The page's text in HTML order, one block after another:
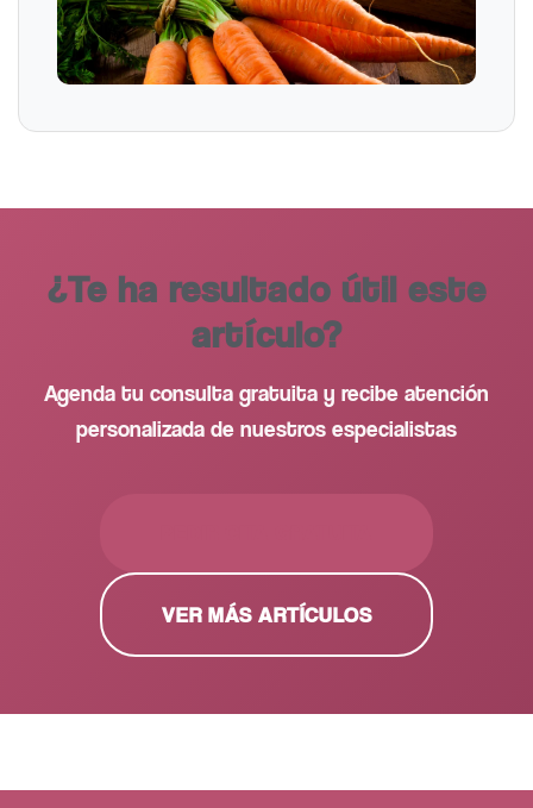
¿Te ha resultado útil este
artículo?
Agenda tu consulta gratuita y recibe atención
personalizada de nuestros especialistas
VER MÁS ARTÍCULOS